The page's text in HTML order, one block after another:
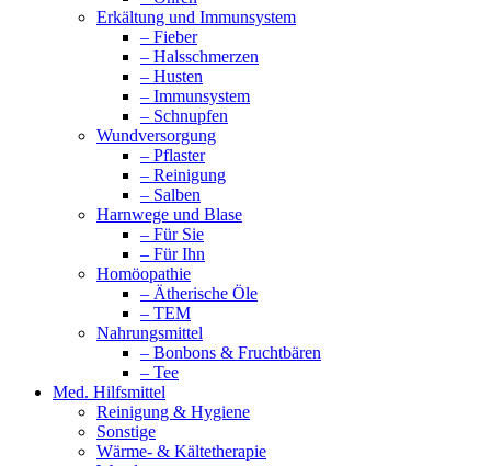
Erkältung und Immunsystem
– Fieber
– Halsschmerzen
– Husten
– Immunsystem
– Schnupfen
Wundversorgung
– Pflaster
– Reinigung
– Salben
Harnwege und Blase
– Für Sie
– Für Ihn
Homöopathie
– Ätherische Öle
– TEM
Nahrungsmittel
– Bonbons & Fruchtbären
– Tee
Med. Hilfsmittel
Reinigung & Hygiene
Sonstige
Wärme- & Kältetherapie